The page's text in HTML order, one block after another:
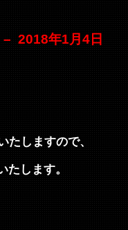
– 2018年1月4日
たしますので、
たします。